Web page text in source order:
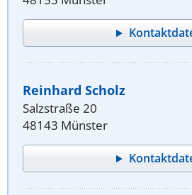
Reinhard Scholz
Salzstraße 20
48143 Münster